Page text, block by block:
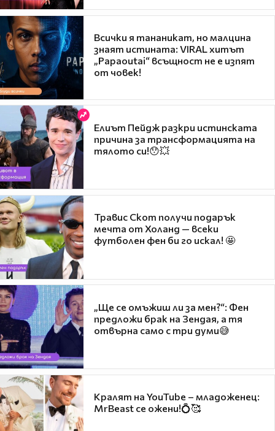
Всички я тананикат, но малцина
знаят истината: VIRAL хитът
„Papaoutai“ всъщност не е изпят
от човек!
Елиът Пейдж разкри истинската
причина за трансформацията на
тялото си!😯💥
Травис Скот получи подарък
мечта от Холанд — всеки
футболен фен би го искал! 🤩
„Ще се омъжиш ли за мен?“: Фен
предложи брак на Зендая, а тя
отвърна само с три думи😅
Кралят на YouTube – младоженец:
MrBeast се ожени!💍🥰